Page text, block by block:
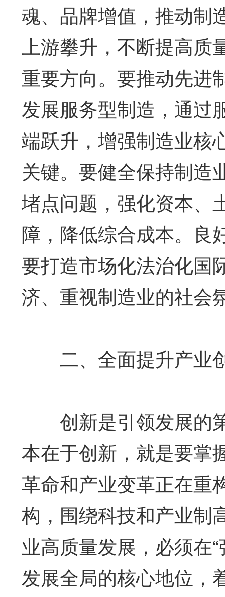
魂、品牌增值，推动制
上游攀升，不断提高质
重要方向。要推动先进
发展服务型制造，通过
端跃升，增强制造业核
关键。要健全保持制造
堵点问题，强化资本、
障，降低综合成本。良
要打造市场化法治化国
济、重视制造业的社会
二、全面提升产业
创新是引领发展的
本在于创新，就是要掌
革命和产业变革正在重
构，围绕科技和产业制
业高质量发展，必须在
发展全局的核心地位，